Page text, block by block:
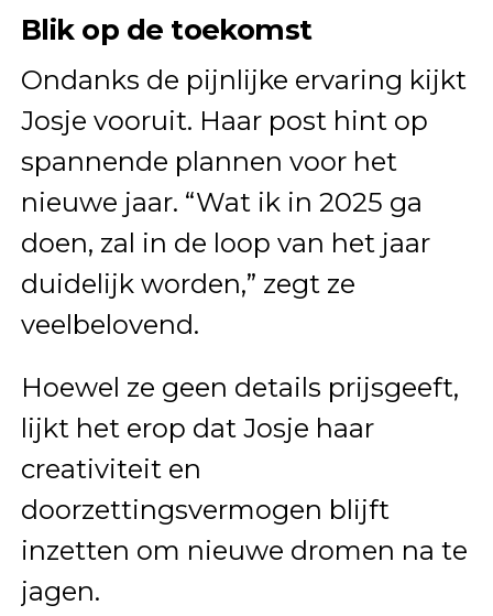
Blik op de toekomst
Ondanks de pijnlijke ervaring kijkt
Josje vooruit. Haar post hint op
spannende plannen voor het
nieuwe jaar. “Wat ik in 2025 ga
doen, zal in de loop van het jaar
duidelijk worden,” zegt ze
veelbelovend.
Hoewel ze geen details prijsgeeft,
lijkt het erop dat Josje haar
creativiteit en
doorzettingsvermogen blijft
inzetten om nieuwe dromen na te
jagen.